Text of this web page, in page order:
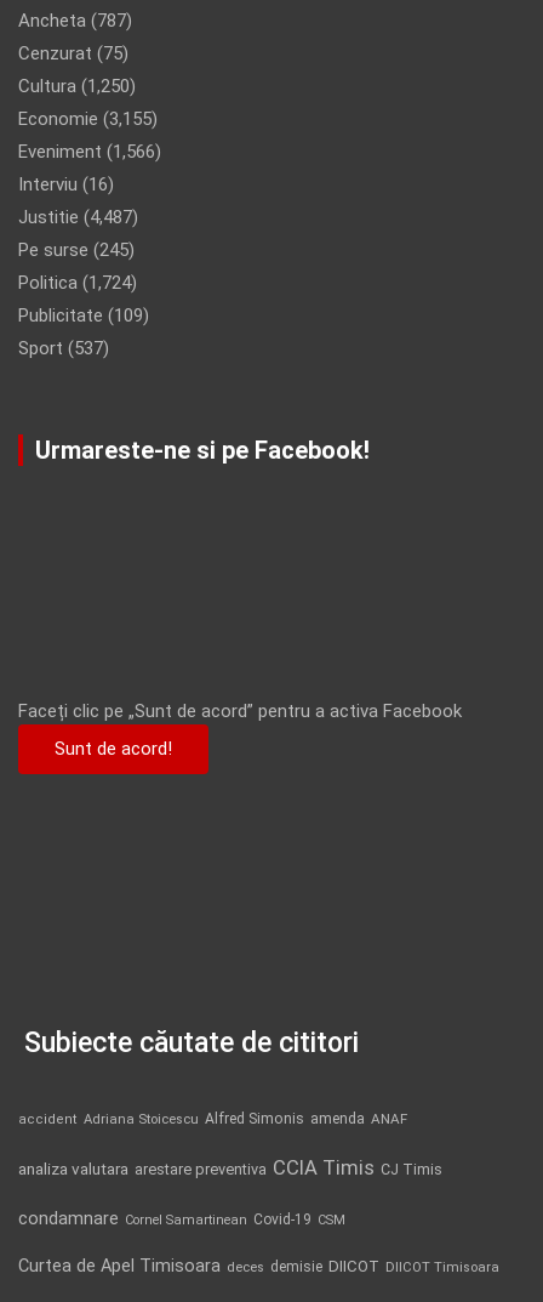
Ancheta (787)
Cenzurat (75)
Cultura (1,250)
Economie (3,155)
Eveniment (1,566)
Interviu (16)
Justitie (4,487)
Pe surse (245)
Politica (1,724)
Publicitate (109)
Sport (537)
Urmareste-ne si pe Facebook!
Faceți clic pe „Sunt de acord” pentru a activa Facebook
Sunt de acord!
Subiecte căutate de cititori
accident Adriana Stoicescu Alfred Simonis amenda ANAF
analiza valutara arestare preventiva CCIA Timis CJ Timis
condamnare Cornel Samartinean Covid-19 CSM
Curtea de Apel Timisoara deces demisie DIICOT DIICOT Timisoara